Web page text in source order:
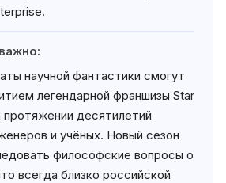
научной фантастики смогут
легендарной франшизы Star
протяжении десятилетий
и учёных. Новый сезон
философские вопросы о
всегда близко российской